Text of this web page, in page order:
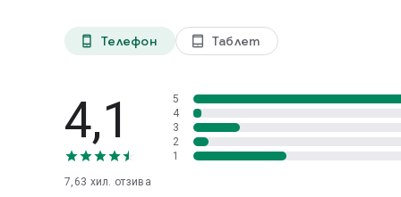
phone_android Телефон tablet_android Таблет
4,1
7,63 хил. отзива
5
4
3
2
1